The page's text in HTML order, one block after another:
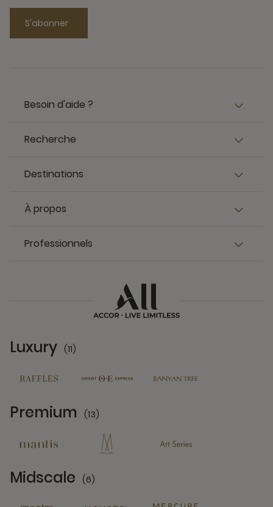
S'abonner
Besoin d'aide ?
Recherche
Destinations
À propos
Professionnels
Luxury (11)
Premium (13)
Midscale (6)